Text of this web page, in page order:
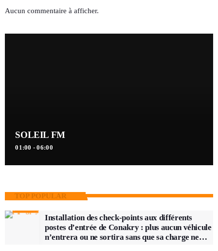
Aucun commentaire à afficher.
SOLEIL FM
01:00 - 06:00
TOP POPULAR
Installation des check-points aux différents
postes d’entrée de Conakry : plus aucun véhicule
n’entrera ou ne sortira sans que sa charge ne